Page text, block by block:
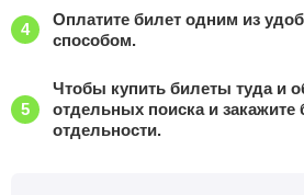
Оплатите билет одним из
способом.
Чтобы купить билеты туда и
отдельных поиска и закажите
отдельности.